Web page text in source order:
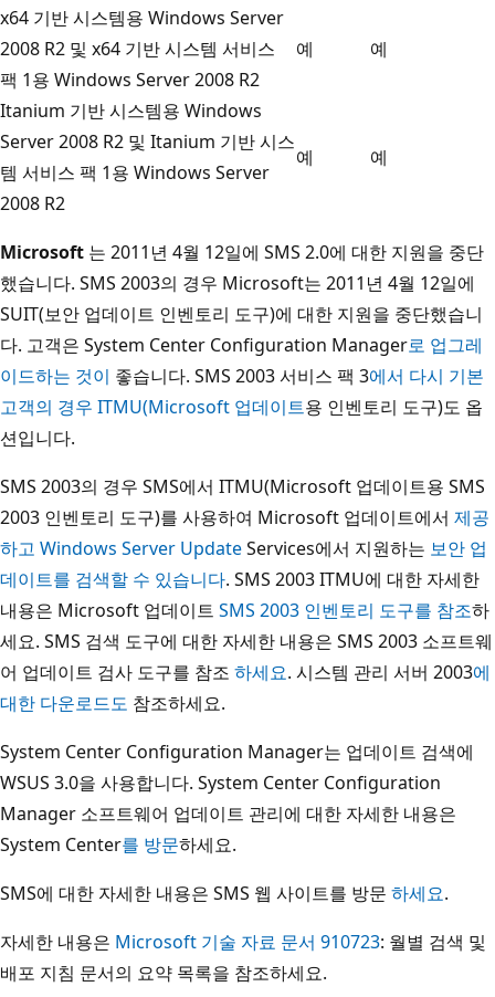
x64 기반 시스템용 Windows Server
2008 R2 및 x64 기반 시스템 서비스
팩 1용 Windows Server 2008 R2
예 예
Itanium 기반 시스템용 Windows
Server 2008 R2 및 Itanium 기반 시스
템 서비스 팩 1용 Windows Server
2008 R2
예 예
Microsoft 는 2011년 4월 12일에 SMS 2.0에 대한 지원을 중단
했습니다. SMS 2003의 경우 Microsoft는 2011년 4월 12일에
SUIT(보안 업데이트 인벤토리 도구)에 대한 지원을 중단했습니
다. 고객은 System Center Configuration Manager로 업그레
이드하는 것이 좋습니다. SMS 2003 서비스 팩 3에서 다시 기본
고객의 경우 ITMU(Microsoft 업데이트용 인벤토리 도구)도 옵
션입니다.
SMS 2003의 경우 SMS에서 ITMU(Microsoft 업데이트용 SMS
2003 인벤토리 도구)를 사용하여 Microsoft 업데이트에서 제공
하고 Windows Server UpdateServices에서 지원하는 보안 업
데이트를 검색할 수 있습니다. SMS 2003 ITMU에 대한 자세한
내용은 Microsoft 업데이트 SMS 2003 인벤토리 도구를 참조하
세요. SMS 검색 도구에 대한 자세한 내용은 SMS 2003 소프트웨
어 업데이트 검사 도구를 참조 하세요. 시스템 관리 서버 2003에
대한 다운로드도 참조하세요.
System Center Configuration Manager는 업데이트 검색에
WSUS 3.0을 사용합니다. System Center Configuration
Manager 소프트웨어 업데이트 관리에 대한 자세한 내용은
System Center를 방문하세요.
SMS에 대한 자세한 내용은 SMS 웹 사이트를 방문 하세요.
자세한 내용은 Microsoft 기술 자료 문서 910723: 월별 검색 및
배포 지침 문서의 요약 목록을 참조하세요.